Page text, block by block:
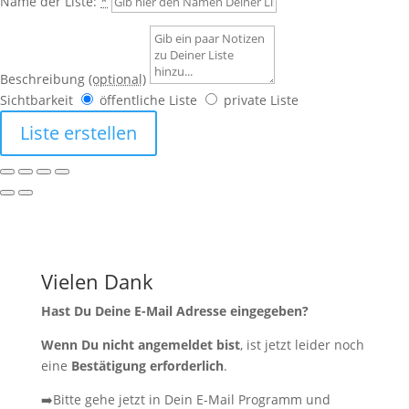
Beschreibung (optional)
Sichtbarkeit
öffentliche Liste private Liste
Liste erstellen
Vielen Dank
Hast Du Deine E-Mail Adresse eingegeben?
Wenn Du nicht angemeldet bist, ist jetzt leider noch
eine Bestätigung erforderlich.
➡️Bitte gehe jetzt in Dein E-Mail Programm und